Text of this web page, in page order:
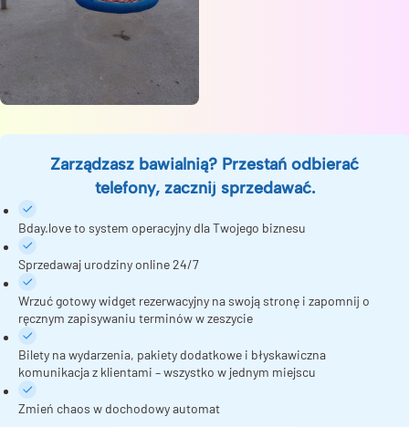
Zarządzasz bawialnią? Przestań odbierać
telefony, zacznij sprzedawać.
Bday.love to system operacyjny dla Twojego biznesu
Sprzedawaj urodziny online 24/7
Wrzuć gotowy widget rezerwacyjny na swoją stronę i zapomnij o
ręcznym zapisywaniu terminów w zeszycie
Bilety na wydarzenia, pakiety dodatkowe i błyskawiczna
komunikacja z klientami – wszystko w jednym miejscu
Zmień chaos w dochodowy automat